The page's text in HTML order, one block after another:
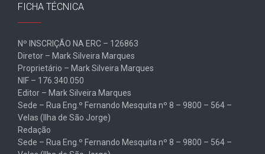
FICHA TÉCNICA
Nº INSCRIÇÃO NA ERC – 126863
Diretor – Mark Silveira Marques
Proprietário – Mark Silveira Marques
NIF – 176.340.050
Editor – Mark Silveira Marques
Sede – Rua Eng.º Fernando Mesquita nº 8 – 9800 – 564 –
Velas (Ilha de São Jorge)
Redação
Sede – Rua Eng.º Fernando Mesquita nº 8 – 9800 – 564 –